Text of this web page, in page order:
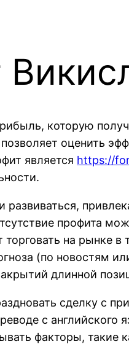
которую
оценить
является https://
развиваться,
профита
на рынке
(по новостям
длинной
сделку с
с английского
факторы, такие